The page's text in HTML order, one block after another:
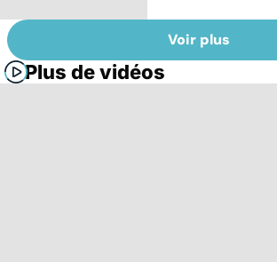
Voir plus
Plus de vidéos